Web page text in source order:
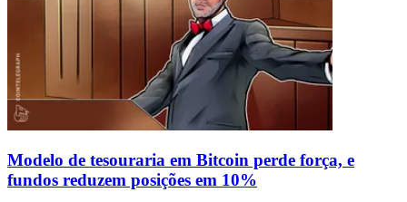
Modelo de tesouraria em Bitcoin perde força, e
fundos reduzem posições em 10%